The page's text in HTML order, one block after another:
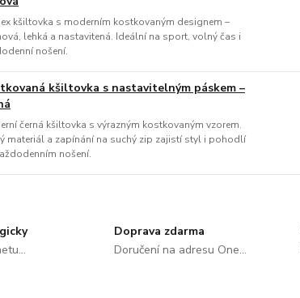
kšiltovka s moderním kostkovaným designem –
lehká a nastavitená. Ideální na sport, volný čas i
nošení.
kšiltovka s nastavitelným páskem –
černá kšiltovka s výrazným kostkovaným vzorem.
materiál a zapínání na suchý zip zajistí styl i pohodlí
nošení.
Doprava zdarma
Doručení na adresu One...